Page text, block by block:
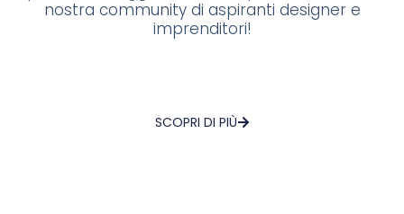
nostra community di aspiranti designer e
imprenditori!
SCOPRI DI PIÙ